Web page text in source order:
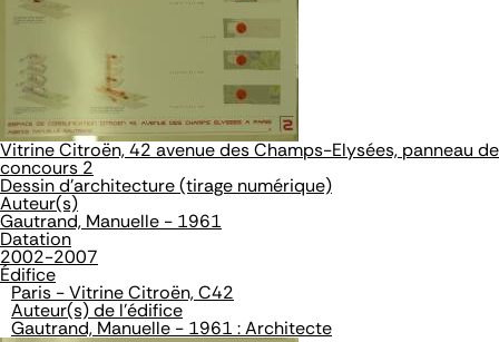
Vitrine Citroën, 42 avenue des Champs-Elysées, panneau de
concours 2
Dessin d'architecture (tirage numérique)
Auteur(s)
Gautrand, Manuelle - 1961
Datation
2002-2007
Édifice
Paris - Vitrine Citroën, C42
Auteur(s) de l'édifice
Gautrand, Manuelle - 1961 : Architecte